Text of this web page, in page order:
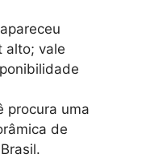
apareceu
alto; vale
procura uma
de